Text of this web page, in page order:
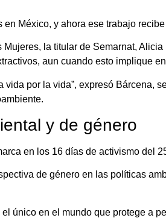
México, y ahora ese trabajo
la titular de Semarnat,
aun cuando esto implique
vida por la vida”, expresó Bárcena,
y de género
en los 16 días de activismo del
de género en las políticas
único en el mundo que protege a